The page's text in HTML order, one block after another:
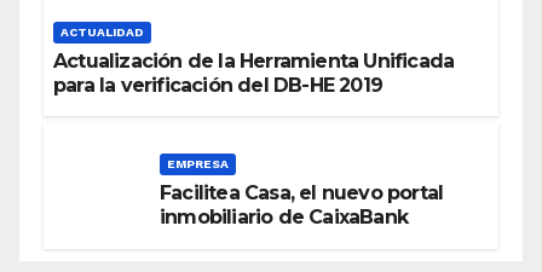
ACTUALIDAD
Actualización de la Herramienta Unificada
para la verificación del DB-HE 2019
EMPRESA
Facilitea Casa, el nuevo portal
inmobiliario de CaixaBank